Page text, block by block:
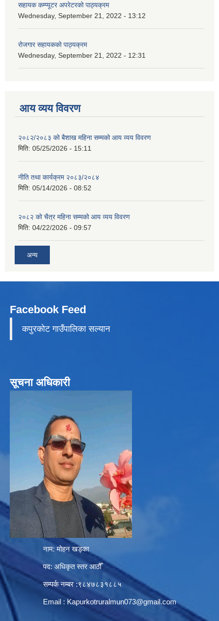
सहायक कम्प्यूटर अपरेटरको पाठ्यक्रम
Wednesday, September 21, 2022 - 13:12
रोजगार सहायकको पाठ्यक्रम
Wednesday, September 21, 2022 - 12:31
आय व्यय विवरण
२०८२/२०८३ को बैशाख महिना सम्मको आय व्यय विवरण
मिति: 05/25/2026 - 15:11
नीति तथा कार्यक्रम २०८३/२०८४
मिति: 05/14/2026 - 08:52
२०८२ को चैत्र महिना सम्मको आय व्यय विवरण
मिति: 04/22/2026 - 09:57
अन्य
Facebook Feed
कपुरकाेट गाउँपालिका सल्यान
सूचना अधिकारी
नाम: मोहन खड्का
पद: अधिकृत स्तर आठौँ
सम्पर्क नम्बर :९८४७८३१८८५
Email : Kapurkotruralmun073@gmail.com